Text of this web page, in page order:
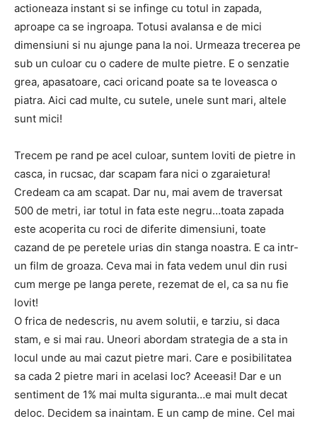
actioneaza instant si se infinge cu totul in zapada,
aproape ca se ingroapa. Totusi avalansa e de mici
dimensiuni si nu ajunge pana la noi. Urmeaza trecerea pe
sub un culoar cu o cadere de multe pietre. E o senzatie
grea, apasatoare, caci oricand poate sa te loveasca o
piatra. Aici cad multe, cu sutele, unele sunt mari, altele
sunt mici!
Trecem pe rand pe acel culoar, suntem loviti de pietre in
casca, in rucsac, dar scapam fara nici o zgaraietura!
Credeam ca am scapat. Dar nu, mai avem de traversat
500 de metri, iar totul in fata este negru…toata zapada
este acoperita cu roci de diferite dimensiuni, toate
cazand de pe peretele urias din stanga noastra. E ca intr-
un film de groaza. Ceva mai in fata vedem unul din rusi
cum merge pe langa perete, rezemat de el, ca sa nu fie
lovit!
O frica de nedescris, nu avem solutii, e tarziu, si daca
stam, e si mai rau. Uneori abordam strategia de a sta in
locul unde au mai cazut pietre mari. Care e posibilitatea
sa cada 2 pietre mari in acelasi loc? Aceeasi! Dar e un
sentiment de 1% mai multa siguranta…e mai mult decat
deloc. Decidem sa inaintam. E un camp de mine. Cel mai